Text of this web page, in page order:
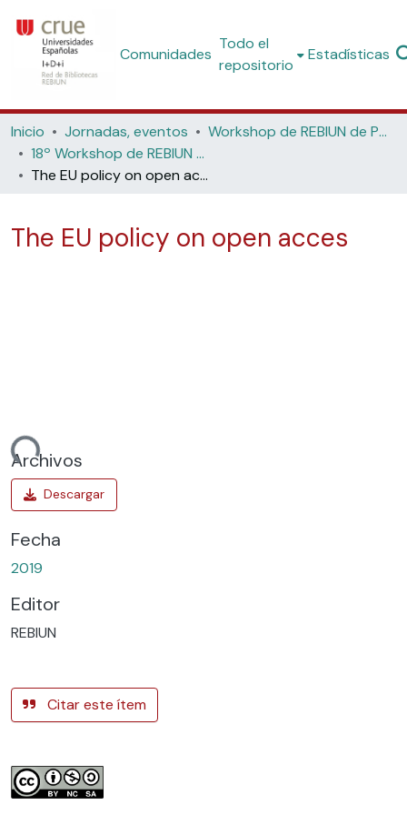
Comunidades
Todo el
repositorio
Estadísticas
Inicio Jornadas, eventos
Workshop de REBIUN de Proyectos Digitales
18º Workshop de REBIUN de Proyectos Digitales y 8ª Jornadas de Os Repositorios: Ciencia Abierta - Ecos, Retos y Oportunidades de los PlaneS (Universidad de León, 2019)
The EU policy on open acces
The EU policy on open acces
Archivos
Fecha
2019
Editor
REBIUN
Citar este ítem